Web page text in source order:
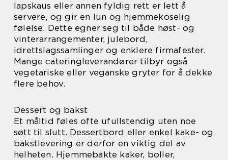
lapskaus eller annen fyldig rett er lett å
servere, og gir en lun og hjemmekoselig
følelse. Dette egner seg til både høst- og
vinterarrangementer, julebord,
idrettslagssamlinger og enklere firmafester.
Mange cateringleverandører tilbyr også
vegetariske eller veganske gryter for å dekke
flere behov.
Dessert og bakst
Et måltid føles ofte ufullstendig uten noe
søtt til slutt. Dessertbord eller enkel kake- og
bakstlevering er derfor en viktig del av
helheten. Hjemmebakte kaker, boller,